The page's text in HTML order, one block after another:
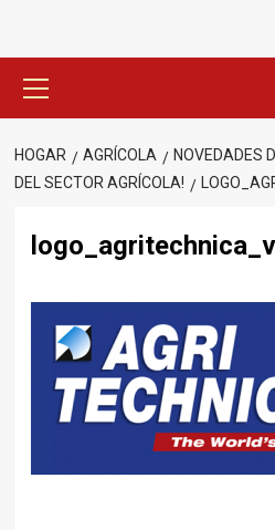
principal
HOGAR AGRÍCOLA
NOVEDADES
DEL SECTOR AGRÍCOLA!